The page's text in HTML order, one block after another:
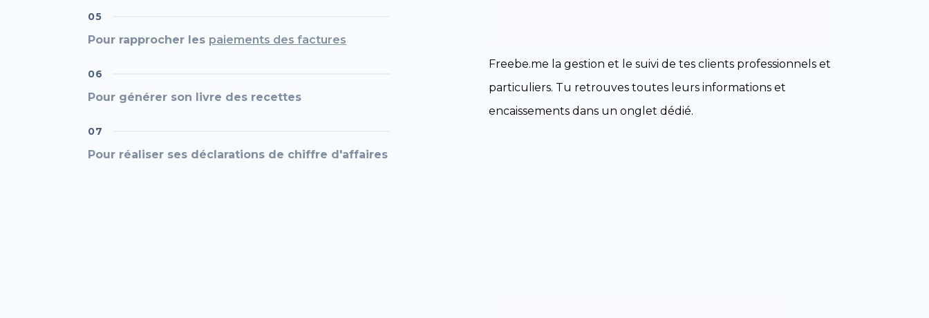
05
Pour rapprocher les paiements des factures
06
Pour générer son livre des recettes
07
Pour réaliser ses déclarations de chiffre d'affaires
Freebe.me la gestion et le suivi de tes clients professionnels et
particuliers. Tu retrouves toutes leurs informations et
encaissements dans un onglet dédié.